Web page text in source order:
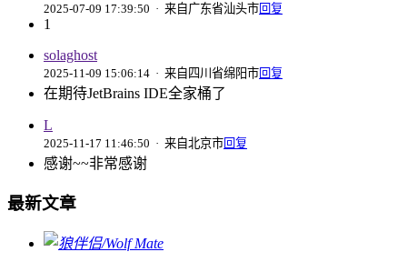
2025-07-09 17:39:50 · 来自广东省汕头市回复
1
solaghost
2025-11-09 15:06:14 · 来自四川省绵阳市回复
在期待JetBrains IDE全家桶了
L
2025-11-17 11:46:50 · 来自北京市回复
感谢~~非常感谢
最新文章